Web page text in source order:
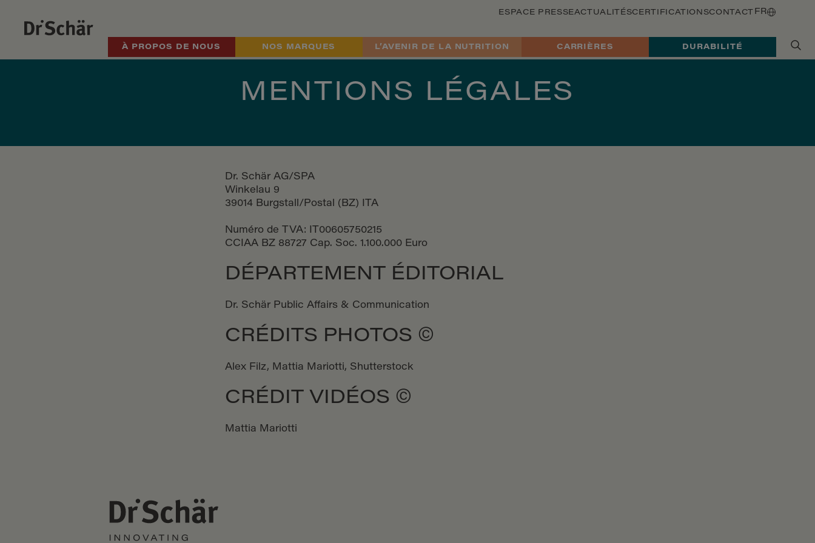
ESPACE PRESSEACTUALITÉSCERTIFICATIONSCONTACT FR
À PROPOS DE NOUS NOS MARQUES L’AVENIR DE LA NUTRITION CARRIÈRES DURABILITÉ
MENTIONS LÉGALES
Dr. Schär AG/SPA
Winkelau 9
39014 Burgstall/Postal (BZ) ITA
Numéro de TVA: IT00605750215
CCIAA BZ 88727 Cap. Soc. 1.100.000 Euro
DÉPARTEMENT ÉDITORIAL
Dr. Schär Public Affairs & Communication
CRÉDITS PHOTOS ©
Alex Filz, Mattia Mariotti, Shutterstock
CRÉDIT VIDÉOS ©
Mattia Mariotti